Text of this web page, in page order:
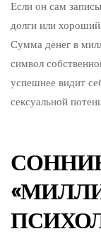
Если он сам
долги или
Сумма денег в
символ
успешнее видит
сексуальной